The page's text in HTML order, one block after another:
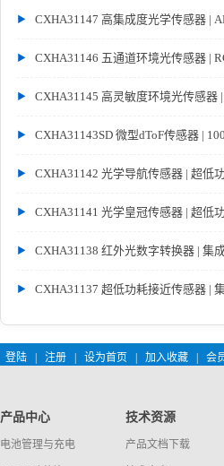
CXHA31147 高集成度光学传感器 |
CXHA31146 五通道环境光传感器 |
CXHA31145 高灵敏度环境光传感器
CXHA31143SD 微型dToF传感器 |
CXHA31142 光学导航传感器 | 超低
CXHA31141 光学皇冠传感器 | 超低
CXHA31138 红外光数字转换器 | 集
CXHA31137 超低功耗接近传感器 |
登陆 注册 设为首页 加入收藏 会
产品中心
电池管理与充电
技术资源
产品文档下载